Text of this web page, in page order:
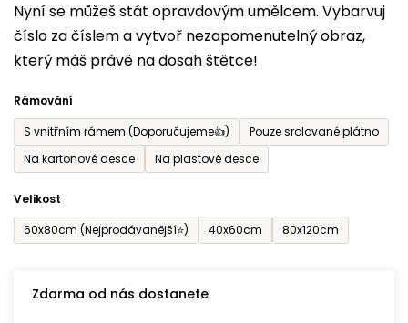
Nyní se můžeš stát opravdovým umělcem. Vybarvuj
číslo za číslem a vytvoř nezapomenutelný obraz,
který máš právě na dosah štětce!
Rámování
S vnitřním rámem (Doporučujeme👍)
Pouze srolované plátno
Na kartonové desce
Na plastové desce
Velikost
60x80cm (Nejprodávanější⭐)
40x60cm 80x120cm
Zdarma od nás dostanete
produktu
je
0,0
5
hvězdiček.